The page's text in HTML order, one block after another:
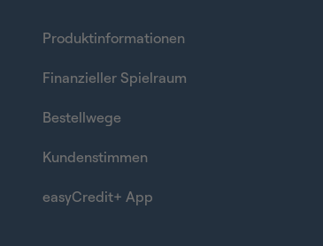
Produktinformationen
Finanzieller Spielraum
Bestellwege
Kundenstimmen
easyCredit+ App